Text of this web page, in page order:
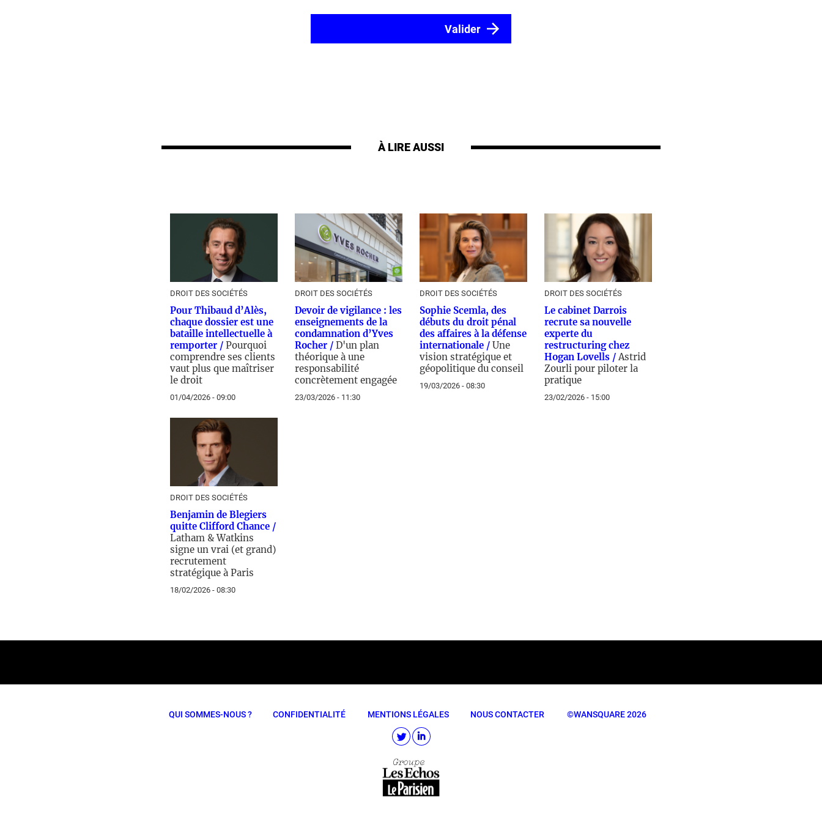
À LIRE AUSSI
DROIT DES SOCIÉTÉS
Pour Thibaud d’Alès,
chaque dossier est une
bataille intellectuelle à
remporter / Pourquoi
comprendre ses clients
vaut plus que maîtriser
le droit
01/04/2026 - 09:00
DROIT DES SOCIÉTÉS
Devoir de vigilance : les
enseignements de la
condamnation d’Yves
Rocher / D'un plan
théorique à une
responsabilité
concrètement engagée
23/03/2026 - 11:30
DROIT DES SOCIÉTÉS
Sophie Scemla, des
débuts du droit pénal
des affaires à la défense
internationale / Une
vision stratégique et
géopolitique du conseil
19/03/2026 - 08:30
DROIT DES SOCIÉTÉS
Le cabinet Darrois
recrute sa nouvelle
experte du
restructuring chez
Hogan Lovells /Astrid
Zourli pour piloter la
pratique
23/02/2026 - 15:00
DROIT DES SOCIÉTÉS
Benjamin de Blegiers
quitte Clifford Chance /
Latham & Watkins
signe un vrai (et grand)
recrutement
stratégique à Paris
18/02/2026 - 08:30
QUI SOMMES-NOUS ? CONFIDENTIALITÉ MENTIONS LÉGALES NOUS CONTACTER ©WANSQUARE 2026